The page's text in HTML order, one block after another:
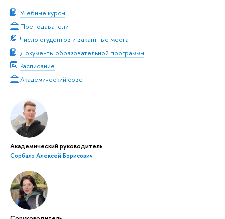
Учебные курсы
Преподаватели
Число студентов и вакантные места
Документы образовательной программы
Расписание
Академический совет
Академический руководитель
Сорбалэ Алексей Борисович